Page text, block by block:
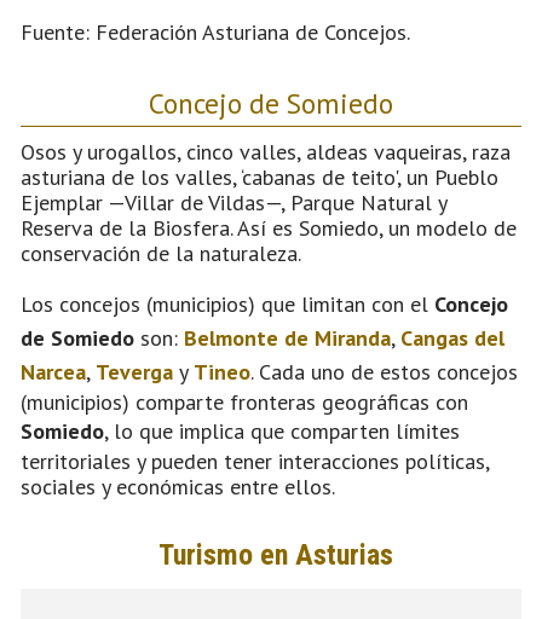
Fuente: Federación Asturiana de Concejos.
Concejo de Somiedo
Osos y urogallos, cinco valles, aldeas vaqueiras, raza
asturiana de los valles, ‘cabanas de teito', un Pueblo
Ejemplar —Villar de Vildas—, Parque Natural y
Reserva de la Biosfera. Así es Somiedo, un modelo de
conservación de la naturaleza.
Los concejos (municipios) que limitan con el Concejo
de Somiedo son: Belmonte de Miranda, Cangas del
Narcea, Teverga y Tineo. Cada uno de estos concejos
(municipios) comparte fronteras geográficas con
Somiedo, lo que implica que comparten límites
territoriales y pueden tener interacciones políticas,
sociales y económicas entre ellos.